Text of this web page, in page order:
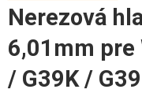
GULIČKY, PLYN
AKUMULÁTORY,
ZÁSOBNÍKY, PLNIČKY
Nerezová
6,01mm pre
/ G39K /